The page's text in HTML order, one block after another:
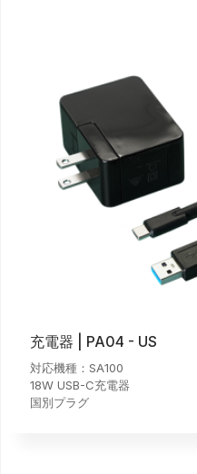
充電器 | PA04 - US
対応機種：SA100
18W USB-C充電器
国別プラグ